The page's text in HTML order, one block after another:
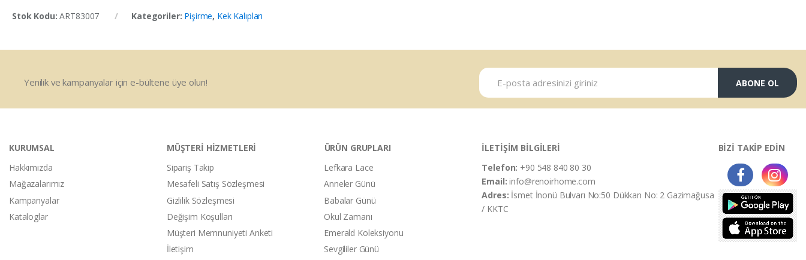
Stok Kodu:ART83007 Kategoriler: Pişirme, Kek Kalıpları
Yenilik ve kampanyalar için e-bültene üye olun! ABONE OL
KURUMSAL
Hakkımızda
Mağazalarımız
Kampanyalar
Kataloglar
MÜŞTERİ HİZMETLERİ
Sipariş Takip
Mesafeli Satış Sözleşmesi
Gizlilik Sözleşmesi
Değişim Koşulları
Müşteri Memnuniyeti Anketi
İletişim
ÜRÜN GRUPLARI
Lefkara Lace
Anneler Günü
Babalar Günü
Okul Zamanı
Emerald Koleksiyonu
Sevgililer Günü
İLETİŞİM BİLGİLERİ
Telefon: +90 548 840 80 30
Email:info@renoirhome.com
Adres: İsmet İnonü Bulvarı No:50 Dükkan No: 2 Gazimağusa
/ KKTC
BİZİ TAKİP EDİN